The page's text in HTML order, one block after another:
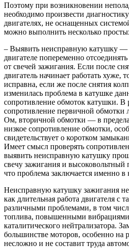
Поэтому при возникновении
необходимо произвести
двигателях, не оснащенных
можно выполнить несколько
– Выявить неисправную катушку
двигателе попеременно
от свечей зажигания. Если после
двигатель начинает работать хуже,
исправна, если же после снятия
изменилась проблема в катушке
сопротивление обмоток катушки. В
сопротивление первичной обмотки
Ом, вторичной обмотки — в
низкое сопротивление обмотки,
свидетельствует о коротком
Имеет смысл проверять
выявить неисправную катушку
свечу зажигания и высоковольтный
что проблема заключается именно в
Неисправную катушку зажигания
как длительная работа двигателя с
различными проблемами, в том
топлива, повышенными
каталитического нейтрализатора.
большинстве моторов, особенно на
несложно и не составит труда